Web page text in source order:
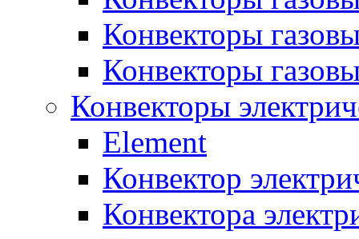
Конвекторы
Конвекторы
Конвекторы
Element
Конвектор
Конвектора